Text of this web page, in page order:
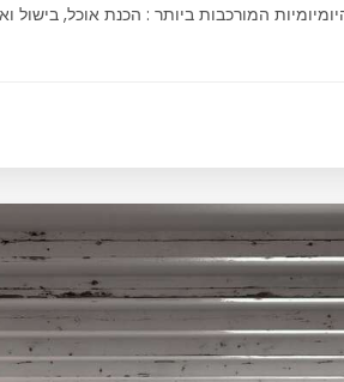
המורכבות ביותר : הכנת אוכל, בישול